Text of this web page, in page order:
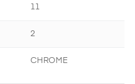
11
2
CHROME